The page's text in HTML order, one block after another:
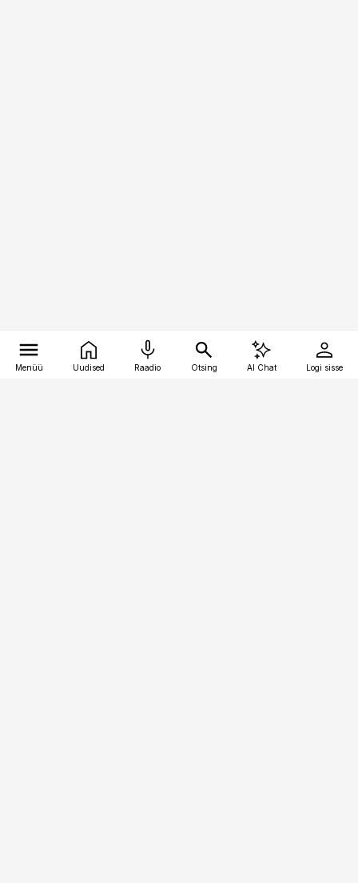
Menüü Uudised Raadio Otsing AI Chat Logi sisse